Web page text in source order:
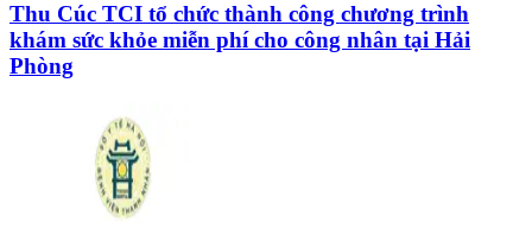
Thu Cúc TCI tổ chức thành công chương trình
khám sức khỏe miễn phí cho công nhân tại Hải
Phòng